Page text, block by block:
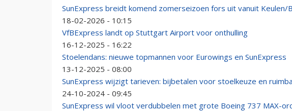
SunExpress breidt komend zomerseizoen fors uit vanuit Keulen/
18-02-2026 - 10:15
VfBExpress landt op Stuttgart Airport voor onthulling
16-12-2025 - 16:22
Stoelendans: nieuwe topmannen voor Eurowings en SunExpress
13-12-2025 - 08:00
SunExpress wijzigt tarieven: bijbetalen voor stoelkeuze en
24-10-2024 - 09:45
SunExpress wil vloot verdubbelen met grote Boeing 737 MAX-